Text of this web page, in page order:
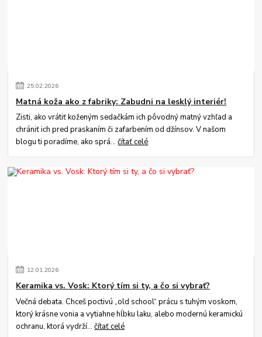
25.02.2026
Matná koža ako z fabriky: Zabudni na lesklý interiér!
Zisti, ako vrátiť koženým sedačkám ich pôvodný matný vzhľad a
chrániť ich pred praskaním či zafarbením od džínsov. V našom
blogu ti poradíme, ako sprá...čítať celé
12.01.2026
Keramika vs. Vosk: Ktorý tím si ty, a čo si vybrať?
Večná debata. Chceš poctivú „old school“ prácu s tuhým voskom,
ktorý krásne vonia a vytiahne hĺbku laku, alebo modernú keramickú
ochranu, ktorá vydrží...čítať celé